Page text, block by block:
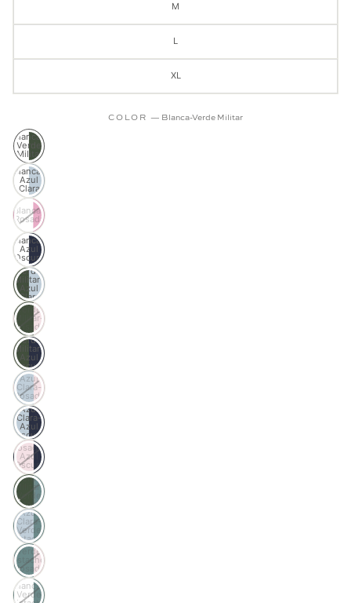
M
L
XL
COLOR — Blanca-Verde Militar
Blanca-
Verde
Militar
Blanca-
Azul
Clara
Blanca-
Rosada
Blanca-
Azul
Oscura
Verde
Militar-
Azul
Clara
Verde
Militar-
Rosada
Verde
Militar-
Azul
Oscura
Azul
Clara-
Rosada
Azul
Clara-
Azul
Oscura
Rosada-
Azul
Oscura
Verde
Militar-
Verde
Pistacho
Azul
Clara-
Verde
Pistacho
Verde
Pistacho-
Rosada
Blanca-
Verde